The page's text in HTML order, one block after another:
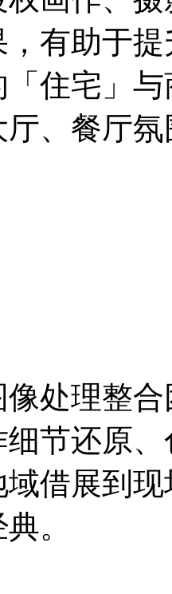
有助于
住宅」
、餐厅
处理整
节还原
域借展到
。